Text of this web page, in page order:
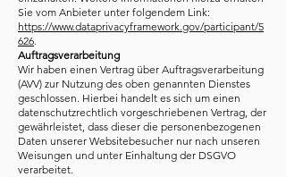
Sie vom Anbieter unter folgendem Link:
https://www.dataprivacyframework.gov/participant/5
626.
Auftragsverarbeitung
Wir haben einen Vertrag über Auftragsverarbeitung
(AVV) zur Nutzung des oben genannten Dienstes
geschlossen. Hierbei handelt es sich um einen
datenschutzrechtlich vorgeschriebenen Vertrag, der
gewährleistet, dass dieser die personenbezogenen
Daten unserer Websitebesucher nur nach unseren
Weisungen und unter Einhaltung der DSGVO
verarbeitet.